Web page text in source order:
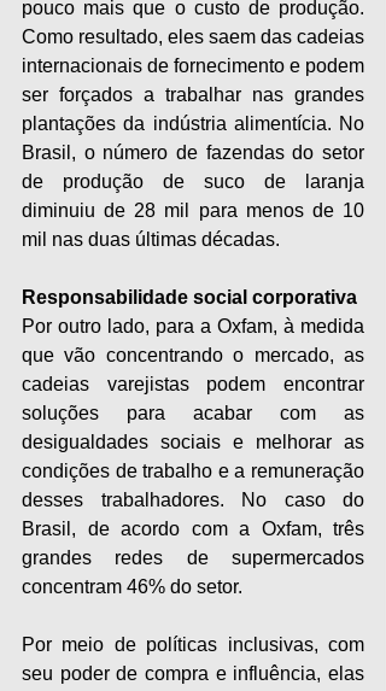
pouco mais que o custo de produção.
Como resultado, eles saem das cadeias
internacionais de fornecimento e podem
ser forçados a trabalhar nas grandes
plantações da indústria alimentícia. No
Brasil, o número de fazendas do setor
de produção de suco de laranja
diminuiu de 28 mil para menos de 10
mil nas duas últimas décadas.
Responsabilidade social corporativa
Por outro lado, para a Oxfam, à medida
que vão concentrando o mercado, as
cadeias varejistas podem encontrar
soluções para acabar com as
desigualdades sociais e melhorar as
condições de trabalho e a remuneração
desses trabalhadores. No caso do
Brasil, de acordo com a Oxfam, três
grandes redes de supermercados
concentram 46% do setor.
Por meio de políticas inclusivas, com
seu poder de compra e influência, elas